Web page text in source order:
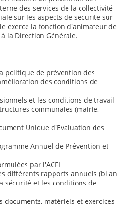
des services de la collectivité
sur les aspects de sécurité sur
exerce la fonction d'animateur de
la Direction Générale.
politique de prévention des
des conditions de
et les conditions de travail
communales (mairie,
Unique d'Evaluation des
Annuel de Prévention et
par l'ACFI
différents rapports annuels (bilan
sécurité et les conditions de
documents, matériels et exercices